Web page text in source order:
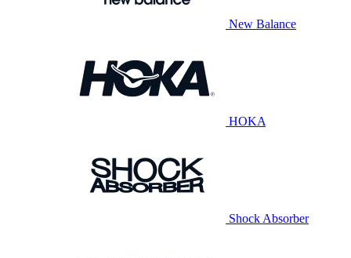
New Balance
HOKA
Shock Absorber